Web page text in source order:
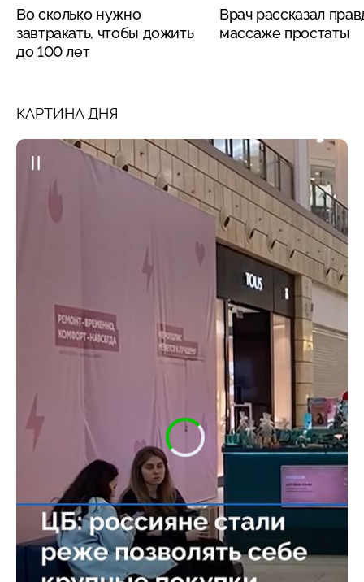
Во сколько нужно
завтракать, чтобы дожить
до 100 лет
Врач рассказал
массаже простаты
КАРТИНА ДНЯ